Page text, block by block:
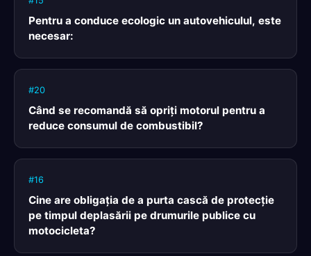
Pentru a conduce ecologic un autovehiculul, este
necesar:
#20
Când se recomandă să opriţi motorul pentru a
reduce consumul de combustibil?
#16
Cine are obligaţia de a purta cască de protecţie
pe timpul deplasării pe drumurile publice cu
motocicleta?